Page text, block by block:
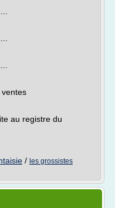
au registre du
/ les grossistes